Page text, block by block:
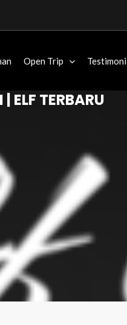
Open Trip Testimoni
ELF TERBARU